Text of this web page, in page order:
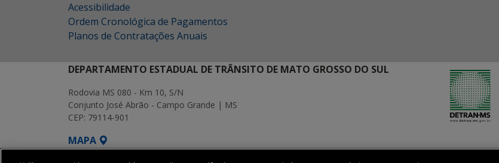
Acessibilidade
Ordem Cronológica de Pagamentos
Planos de Contratações Anuais
DEPARTAMENTO ESTADUAL DE TRÂNSITO DE MATO GROSSO DO SUL
Rodovia MS 080 - Km 10, S/N
Conjunto José Abrão - Campo Grande | MS
CEP: 79114-901
MAPA